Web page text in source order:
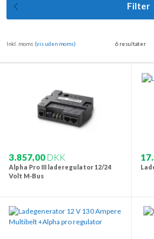
Filter
6 resultater
Inkl. moms (vis uden moms)
3.857,00 DKK
Alpha Pro III laderegulator 12/24
Volt M-Bus